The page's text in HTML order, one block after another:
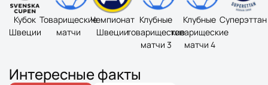
Кубок
Швеции
Товарищеские
матчи
Чемпионат
Швеции
Клубные
товарищеские
матчи 3
Клубные
товарищеские
матчи 4
Суперэттан
Интересные факты